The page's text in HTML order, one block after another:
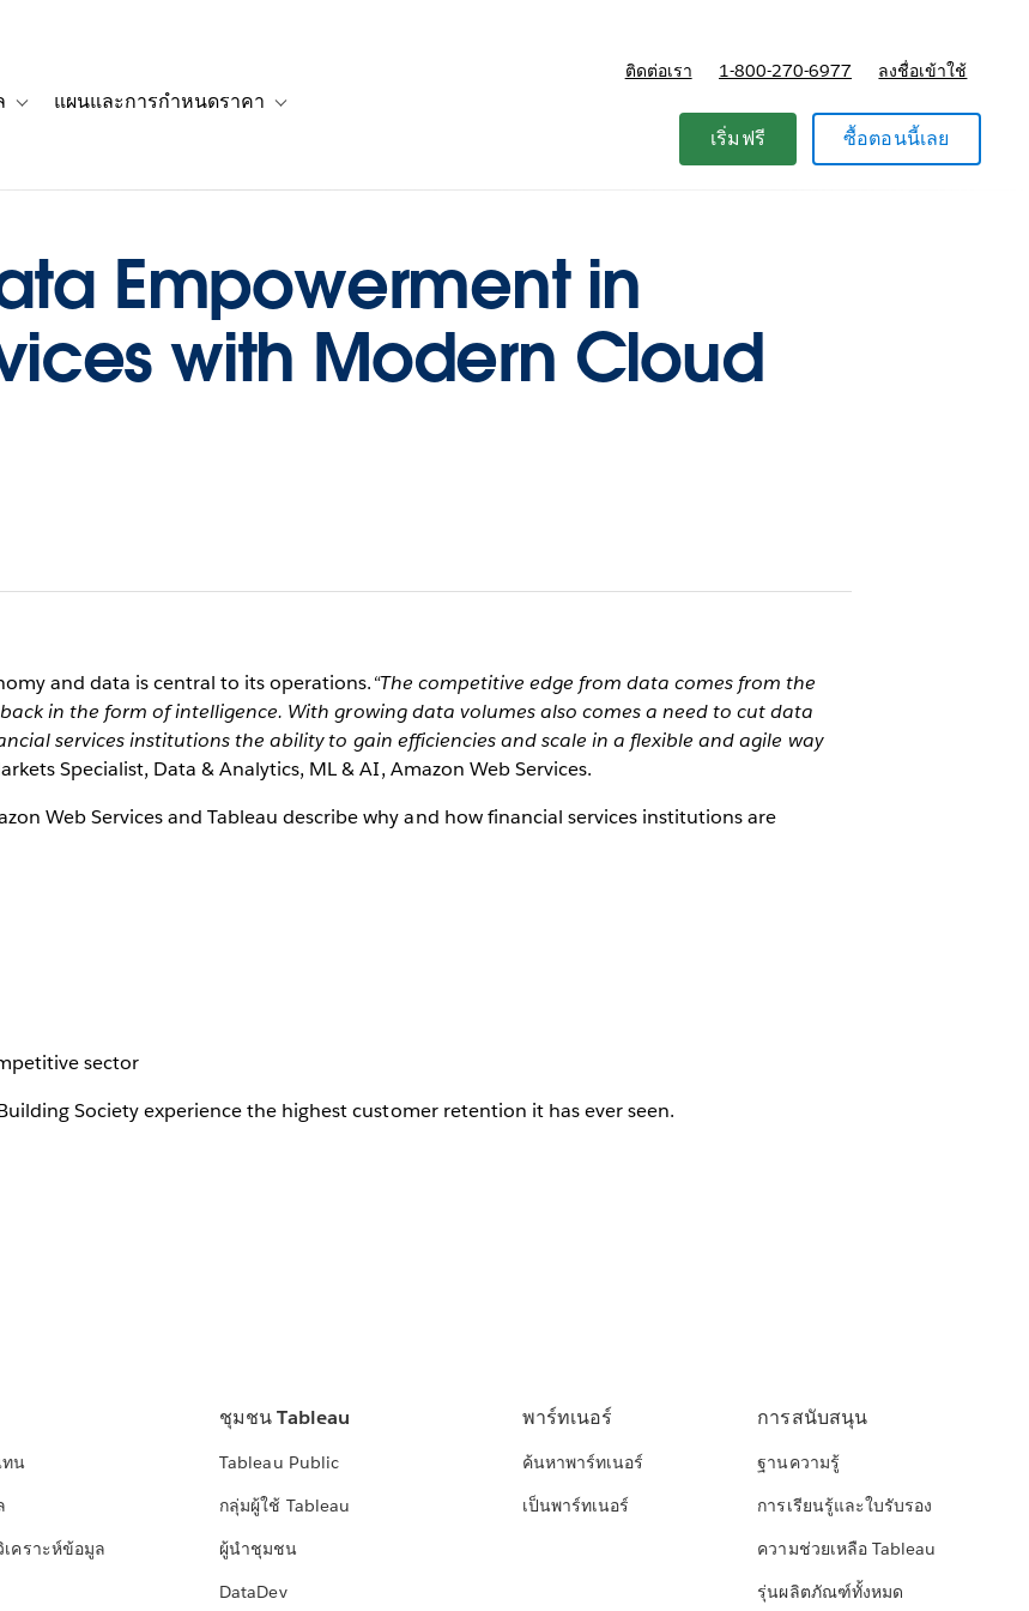
องลูกค้าfor โซลูชัน
แผนและการกำหนดราคา
ติดต่อเรา 1-800-270-6977 ลงชื่อเข้าใช้
เริ่มฟรี ซื้อตอนนี้เลย
Empowerment in
with Modern Cloud
and data is central to its operations.“The competitive edge from data comes from the
in the form of intelligence. With growing data volumes also comes a need to cut data
services institutions the ability to gain efficiencies and scale in a flexible and agile way
Specialist, Data & Analytics, ML & AI, Amazon Web Services.
Web Services and Tableau describe why and how financial services institutions are
sector
Society experience the highest customer retention it has ever seen.
ทน
คราะห์ข้อมูล
ชุมชน Tableau
Tableau Public
กลุ่มผู้ใช้ Tableau
ผู้นำชุมชน
DataDev
พาร์ทเนอร์
ค้นหาพาร์ทเนอร์
เป็นพาร์ทเนอร์
การสนับสนุน
ฐานความรู้
การเรียนรู้และใบรับรอง
ความช่วยเหลือ Tableau
รุ่นผลิตภัณฑ์ทั้งหมด